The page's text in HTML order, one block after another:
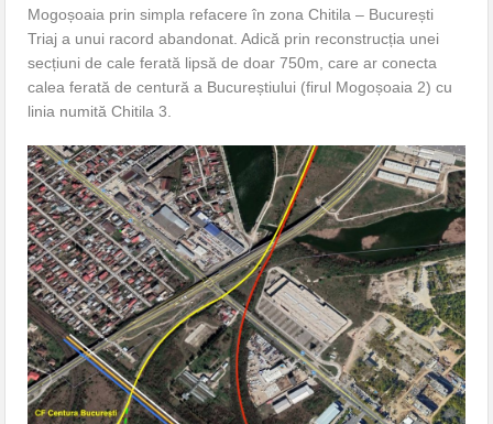
Mogoșoaia prin simpla refacere în zona Chitila – București
Triaj a unui racord abandonat. Adică prin reconstrucția unei
secțiuni de cale ferată lipsă de doar 750m, care ar conecta
calea ferată de centură a Bucureștiului (firul Mogoșoaia 2) cu
linia numită Chitila 3.